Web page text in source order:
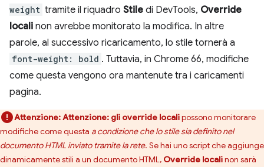
weight tramite il riquadro Stile di DevTools, Override
locali non avrebbe monitorato la modifica. In altre
parole, al successivo ricaricamento, lo stile tornerà a
font-weight: bold . Tuttavia, in Chrome 66, modifiche
come questa vengono ora mantenute tra i caricamenti
pagina.
Attenzione:Attenzione: gli override localipossono monitorare
modifiche come questa a condizione che lo stile sia definito nel
documento HTML inviato tramite la rete. Se hai uno script che aggiunge
dinamicamente stili a un documento HTML, Override localinon sarà